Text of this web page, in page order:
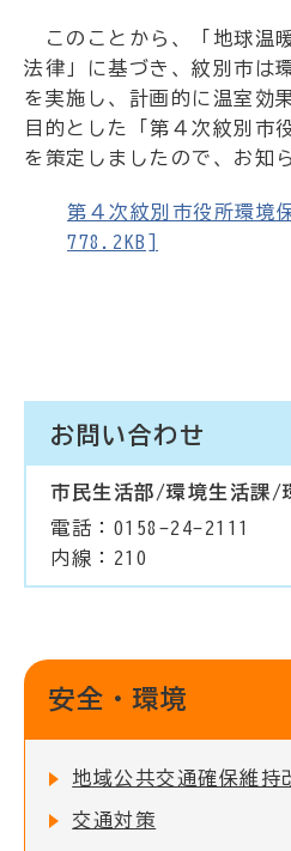
このことから、「地球温
法律」に基づき、紋別市は
を実施し、計画的に温室効
目的とした「第４次紋別市
を策定しましたので、お知
第４次紋別市役所環境
778.2KB]
お問い合わせ
市民生活部/環境生活課/
電話：0158-24-2111
内線：210
安全・環境
交通対策